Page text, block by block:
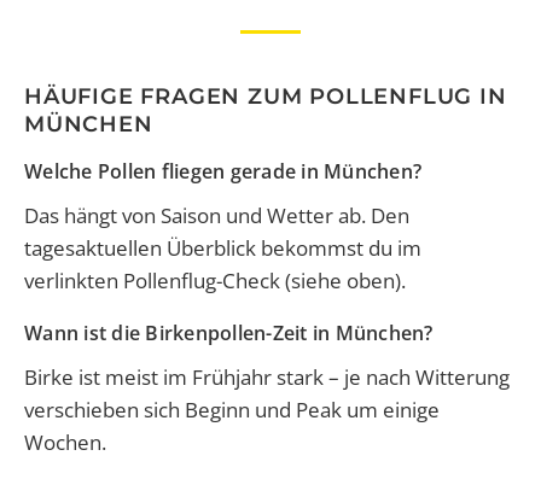
HÄUFIGE FRAGEN ZUM POLLENFLUG IN
MÜNCHEN
Welche Pollen fliegen gerade in München?
Das hängt von Saison und Wetter ab. Den
tagesaktuellen Überblick bekommst du im
verlinkten Pollenflug-Check (siehe oben).
Wann ist die Birkenpollen-Zeit in München?
Birke ist meist im Frühjahr stark – je nach Witterung
verschieben sich Beginn und Peak um einige
Wochen.